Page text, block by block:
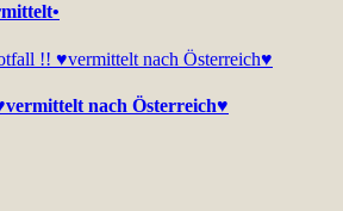
nach Österreich♥